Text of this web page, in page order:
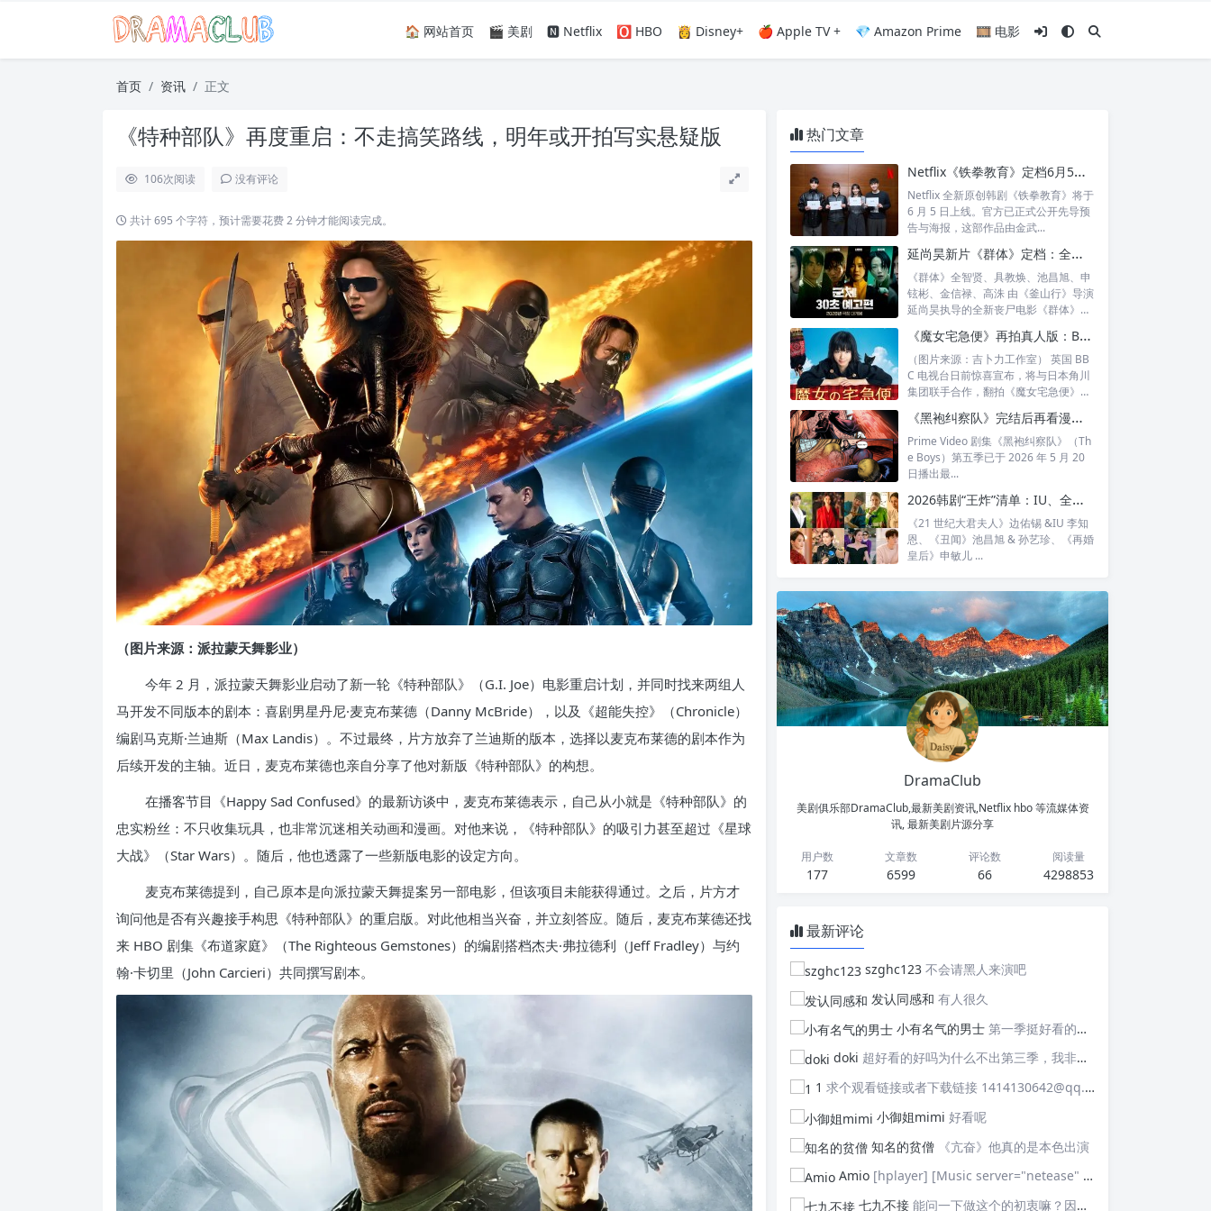
🏠 网站首页 🎬 美剧 🅽 Netflix 🅾️ HBO 👸 Disney+ 🍎 Apple TV + 💎 Amazon Prime 🎞️ 电影
首页 资讯 正文
《特种部队》再度重启：不走搞笑路线，明年或开拍写实悬疑版
106次阅读 没有评论
共计 695 个字符，预计需要花费 2 分钟才能阅读完成。
（图片来源：派拉蒙天舞影业）
今年 2 月，派拉蒙天舞影业启动了新一轮《特种部队》（G.I. Joe）电影重启计划，并同时找来两组人
马开发不同版本的剧本：喜剧男星丹尼·麦克布莱德（Danny McBride），以及《超能失控》（Chronicle）
编剧马克斯·兰迪斯（Max Landis）。不过最终，片方放弃了兰迪斯的版本，选择以麦克布莱德的剧本作为
后续开发的主轴。近日，麦克布莱德也亲自分享了他对新版《特种部队》的构想。
在播客节目《Happy Sad Confused》的最新访谈中，麦克布莱德表示，自己从小就是《特种部队》的
忠实粉丝：不只收集玩具，也非常沉迷相关动画和漫画。对他来说，《特种部队》的吸引力甚至超过《星球
大战》（Star Wars）。随后，他也透露了一些新版电影的设定方向。
麦克布莱德提到，自己原本是向派拉蒙天舞提案另一部电影，但该项目未能获得通过。之后，片方才
询问他是否有兴趣接手构思《特种部队》的重启版。对此他相当兴奋，并立刻答应。随后，麦克布莱德还找
来 HBO 剧集《布道家庭》（The Righteous Gemstones）的编剧搭档杰夫·弗拉德利（Jeff Fradley）与约
翰·卡切里（John Carcieri）共同撰写剧本。
热门文章
Netflix《铁拳教育》定档6月5日：金武烈、李星民集结出击，这次要用铁腕重整失控校园
Netflix 全新原创韩剧《铁拳教育》将于
6 月 5 日上线。官方已正式公开先导预
告与海报，这部作品由金武...
延尚昊新片《群体》定档：全智贤时隔11年回归大银幕，池昌旭、具教焕联手闯丧尸危机
《群体》全智贤、具教焕、池昌旭、申
铉彬、金信禄、高洙 由《釜山行》导演
延尚昊执导的全新丧尸电影《群体》正
《魔女宅急便》再拍真人版：BBC 联手角川打造“英国版”剧集
（图片来源：吉卜力工作室） 英国 BB
C 电视台日前惊喜宣布，将与日本角川
集团联手合作，翻拍《魔女宅急便》的
《黑袍纠察队》完结后再看漫画结局：护国超人之死，比剧版残酷得多
Prime Video 剧集《黑袍纠察队》（Th
e Boys）第五季已于 2026 年 5 月 20
日播出最...
2026韩剧“王炸”清单：IU、全智贤、宋慧乔领衔回归，30对神仙CP谁最让你心动？
《21 世纪大君夫人》边佑锡 &IU 李知
恩、《丑闻》池昌旭 & 孙艺珍、《再婚
皇后》申敏儿 ...
DramaClub
美剧俱乐部DramaClub,最新美剧资讯,Netflix hbo 等流媒体资
讯, 最新美剧片源分享
用户数
177
文章数
6599
评论数
66
阅读量
4298853
最新评论
szghc123 不会请黑人来演吧
发认同感和 有人很久
小有名气的男士 第一季挺好看的，天天等着更新，应该接着拍第二季，这个剧情拍个四季应该是没有问题的，期待
doki 超好看的好吗为什么不出第三季，我非常喜欢这部剧
1 求个观看链接或者下载链接 1414130642@qq.com
小御姐mimi 好看呢
知名的贫僧
《亢奋》他真的是本色出演
Amio [hplayer] [Music server="netease" id="" type=""/] [/hplayer] 试试
七九不接 能问一下做这个的初衷嘛？因为真的有被触动到